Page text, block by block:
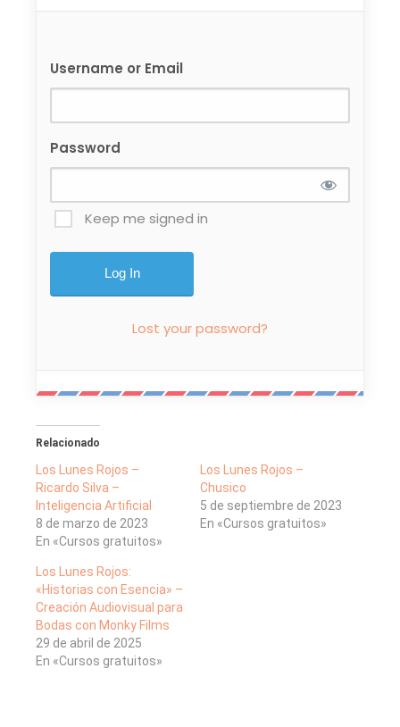
Username or Email
Password
Keep me signed in
Lost your password?
Relacionado
Los Lunes Rojos –
Ricardo Silva –
Inteligencia Artificial
8 de marzo de 2023
En «Cursos gratuitos»
Los Lunes Rojos –
Chusico
5 de septiembre de 2023
En «Cursos gratuitos»
Los Lunes Rojos:
«Historias con Esencia» –
Creación Audiovisual para
Bodas con Monky Films
29 de abril de 2025
En «Cursos gratuitos»